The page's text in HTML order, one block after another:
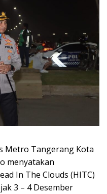
Metro Tangerang Kota
menyatakan
In The Clouds (HITC)
3 – 4 Desember